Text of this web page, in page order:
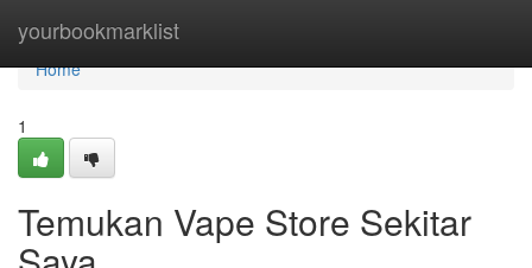
yourbookmarklist
Home
Home
1
Temukan Vape Store Sekitar